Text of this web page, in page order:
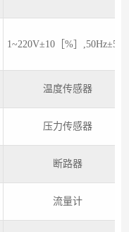
1~220V±10［%］,50Hz±5Hz
温度传感器
压力传感器
断路器
流量计